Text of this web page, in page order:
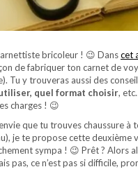
bricoleur ! 😉 Danscet
de fabriquer ton carnet de
Tu y trouveras aussi des
quel format choisir,
charges ! 😉
que tu trouves chaussure
je te propose cette deuxième
sympa ! 😉 Prêt ? Alors
pas, ce n’est pas si difficile,